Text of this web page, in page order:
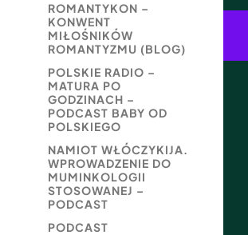
ROMANTYKON –
KONWENT
MIŁOŚNIKÓW
ROMANTYZMU (BLOG)
POLSKIE RADIO –
MATURA PO
GODZINACH –
PODCAST BABY OD
POLSKIEGO
NAMIOT WŁÓCZYKIJA.
WPROWADZENIE DO
MUMINKOLOGII
STOSOWANEJ –
PODCAST
PODCAST